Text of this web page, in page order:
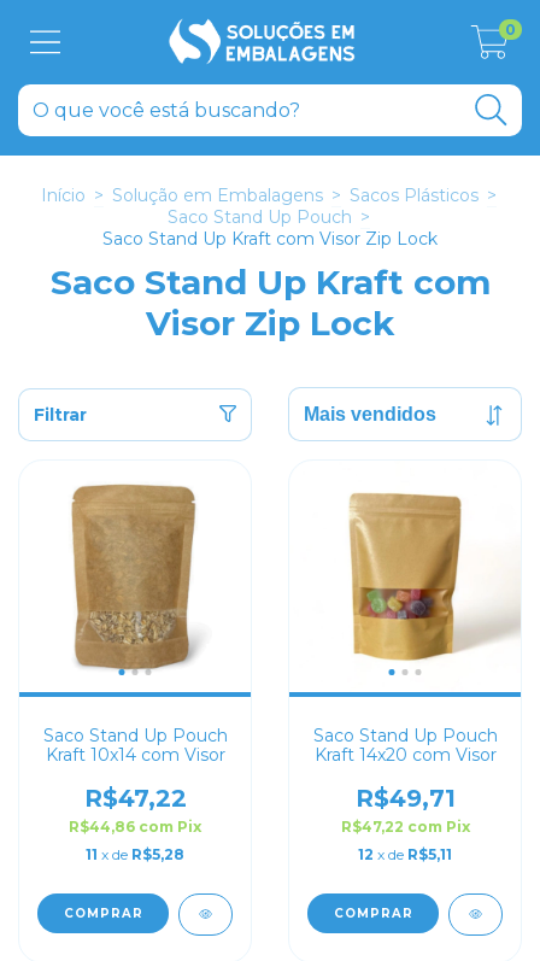
0
Início > Solução em Embalagens > Sacos Plásticos >
Saco Stand Up Pouch >
Saco Stand Up Kraft com Visor Zip Lock
Saco Stand Up Kraft com
Visor Zip Lock
Filtrar
Saco Stand Up Pouch
Kraft 10x14 com Visor
R$47,22
R$44,86 com Pix
11 x de R$5,28
COMPRAR
Saco Stand Up Pouch
Kraft 14x20 com Visor
R$49,71
R$47,22 com Pix
12 x de R$5,11
COMPRAR